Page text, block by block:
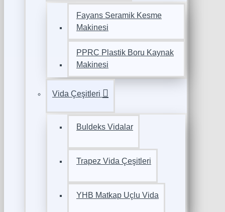
Fayans Seramik Kesme
Makinesi
PPRC Plastik Boru Kaynak
Makinesi
Vida Çeşitleri
Buldeks Vidalar
Trapez Vida Çeşitleri
YHB Matkap Uçlu Vida